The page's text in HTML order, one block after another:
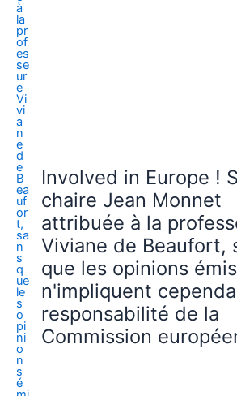
Involved in Europe !
chaire Jean Monnet
attribuée à la
Viviane de Beaufort,
que les opinions
n'impliquent
responsabilité de la
Commission